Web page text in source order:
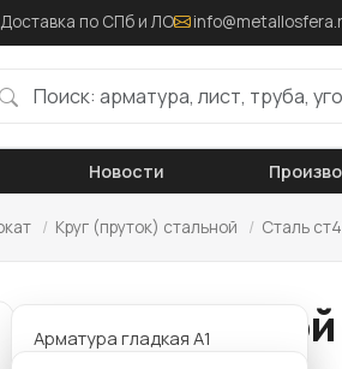
по СПб и ЛО
Новости
/ Круг (пруток) стальной / Сталь
Арматура гладкая А1
Круг